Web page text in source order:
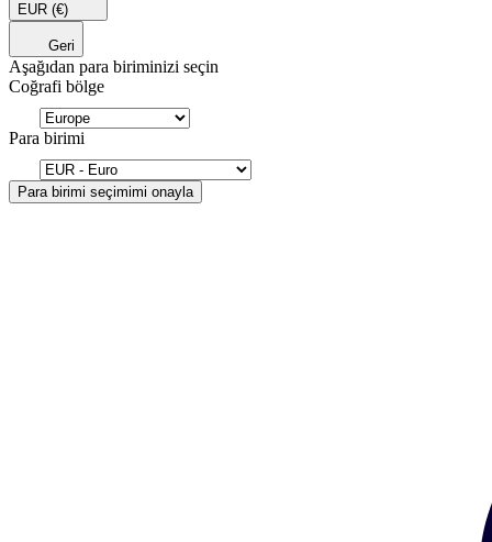
EUR (€)
Geri
Aşağıdan para biriminizi seçin
Coğrafi bölge
Para birimi
Para birimi seçimimi onayla